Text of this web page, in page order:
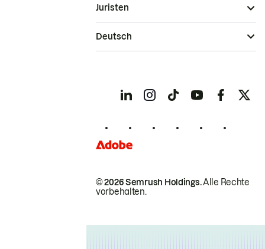
© 2026 Semrush Holdings.Alle Rechte
vorbehalten.
Juristen
Deutsch